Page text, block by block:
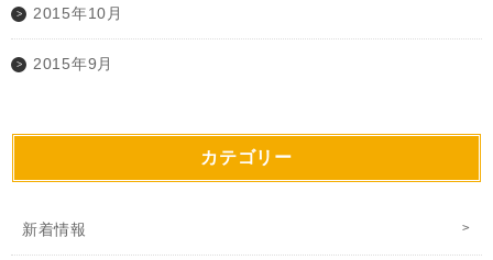
2015年10月
2015年9月
カテゴリー
新着情報